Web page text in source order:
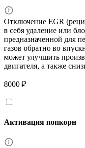
Отключение EGR
в себя удаление или
предназначенной для
газов обратно во
может улучшить
двигателя, а также
8000 ₽
Активация попкорн